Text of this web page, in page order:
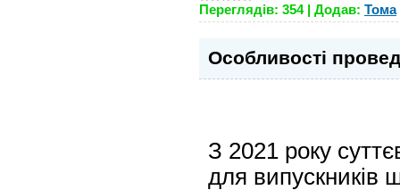
Переглядів: 354 | Додав: Тома
Особливості
З 2021 року
для випускників